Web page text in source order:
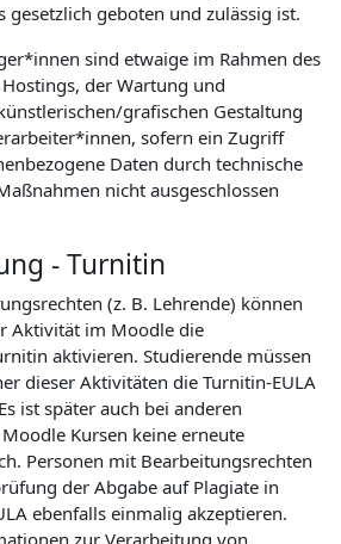
geboten und zulässig ist.
sind etwaige im Rahmen des
der Wartung und
grafischen Gestaltung
sofern ein Zugriff
Daten durch technische
nicht ausgeschlossen
- Turnitin
(z. B. Lehrende) können
Aktivität im Moodle die
aktivieren. Studierende müssen
dieser Aktivitäten die Turnitin-EULA
ist später auch bei anderen
Kursen keine erneute
Personen mit Bearbeitungsrechten
der Abgabe auf Plagiate in
ebenfalls einmalig akzeptieren.
zur Verarbeitung von